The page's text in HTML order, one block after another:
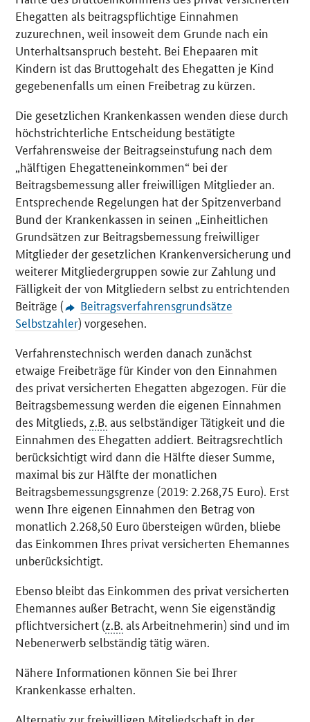
Ehegatten als beitragspflichtige Einnahmen
zuzurechnen, weil insoweit dem Grunde nach ein
Unterhaltsanspruch besteht. Bei Ehepaaren mit
Kindern ist das Bruttogehalt des Ehegatten je Kind
gegebenenfalls um einen Freibetrag zu kürzen.
Die gesetzlichen Krankenkassen wenden diese durch
höchstrichterliche Entscheidung bestätigte
Verfahrensweise der Beitragseinstufung nach dem
„hälftigen Ehegatteneinkommen“ bei der
Beitragsbemessung aller freiwilligen Mitglieder an.
Entsprechende Regelungen hat der Spitzenverband
Bund der Krankenkassen in seinen „Einheitlichen
Grundsätzen zur Beitragsbemessung freiwilliger
Mitglieder der gesetzlichen Krankenversicherung und
weiterer Mitgliedergruppen sowie zur Zahlung und
Fälligkeit der von Mitgliedern selbst zu entrichtenden
Beiträge (
Beitragsverfahrensgrundsätze
Selbstzahler) vorgesehen.
Verfahrenstechnisch werden danach zunächst
etwaige Freibeträge für Kinder von den Einnahmen
des privat versicherten Ehegatten abgezogen. Für die
Beitragsbemessung werden die eigenen Einnahmen
des Mitglieds, z.B. aus selbständiger Tätigkeit und die
Einnahmen des Ehegatten addiert. Beitragsrechtlich
berücksichtigt wird dann die Hälfte dieser Summe,
maximal bis zur Hälfte der monatlichen
Beitragsbemessungsgrenze (2019: 2.268,75 Euro). Erst
wenn Ihre eigenen Einnahmen den Betrag von
monatlich 2.268,50 Euro übersteigen würden, bliebe
das Einkommen Ihres privat versicherten Ehemannes
unberücksichtigt.
Ebenso bleibt das Einkommen des privat versicherten
Ehemannes außer Betracht, wenn Sie eigenständig
pflichtversichert (z.B. als Arbeitnehmerin) sind und im
Nebenerwerb selbständig tätig wären.
Nähere Informationen können Sie bei Ihrer
Krankenkasse erhalten.